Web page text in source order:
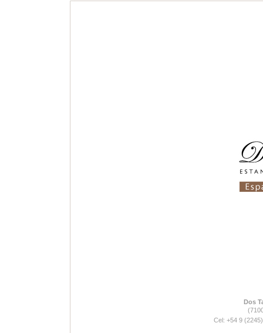
Dos
Cel: +54 9